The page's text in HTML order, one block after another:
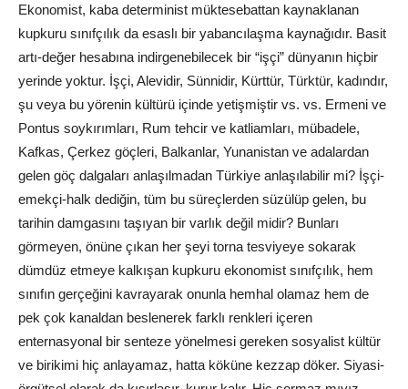
Ekonomist, kaba determinist müktesebattan kaynaklanan
kupkuru sınıfçılık da esaslı bir yabancılaşma kaynağıdır. Basit
artı-değer hesabına indirgenebilecek bir “işçi” dünyanın hiçbir
yerinde yoktur. İşçi, Alevidir, Sünnidir, Kürttür, Türktür, kadındır,
şu veya bu yörenin kültürü içinde yetişmiştir vs. vs. Ermeni ve
Pontus soykırımları, Rum tehcir ve katliamları, mübadele,
Kafkas, Çerkez göçleri, Balkanlar, Yunanistan ve adalardan
gelen göç dalgaları anlaşılmadan Türkiye anlaşılabilir mi? İşçi-
emekçi-halk dediğin, tüm bu süreçlerden süzülüp gelen, bu
tarihin damgasını taşıyan bir varlık değil midir? Bunları
görmeyen, önüne çıkan her şeyi torna tesviyeye sokarak
dümdüz etmeye kalkışan kupkuru ekonomist sınıfçılık, hem
sınıfın gerçeğini kavrayarak onunla hemhal olamaz hem de
pek çok kanaldan beslenerek farklı renkleri içeren
enternasyonal bir senteze yönelmesi gereken sosyalist kültür
ve birikimi hiç anlayamaz, hatta köküne kezzap döker. Siyasi-